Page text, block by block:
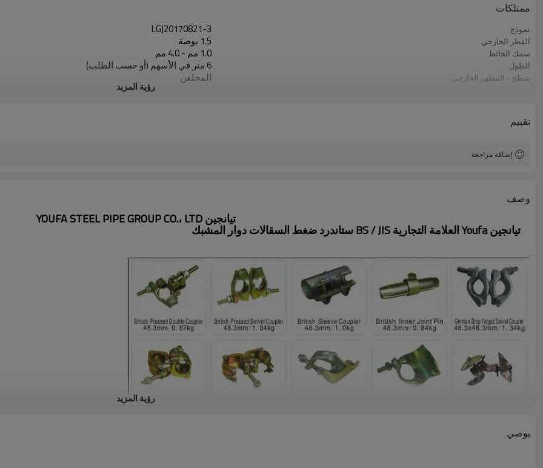
ممتلكات
نموذج LGJ20170821-3
القطر الخارجي 1.5 بوصة
سمك الحائط 1.0 مم - 4.0 مم
الطول 6 متر في الأسهم (أو حسب الطلب)
سطح - المظهر الخارجي المجلفن
200-500g / M2
تطبيق
رؤية المزيد
تقييم
إضافة مراجعة
وصف
تيانجين YOUFA STEEL PIPE GROUP CO.، LTD
تيانجين Youfa العلامة التجارية BS / JIS ستاندرد ضغط السقالات دوار المشبك
رؤية المزيد
يوصي